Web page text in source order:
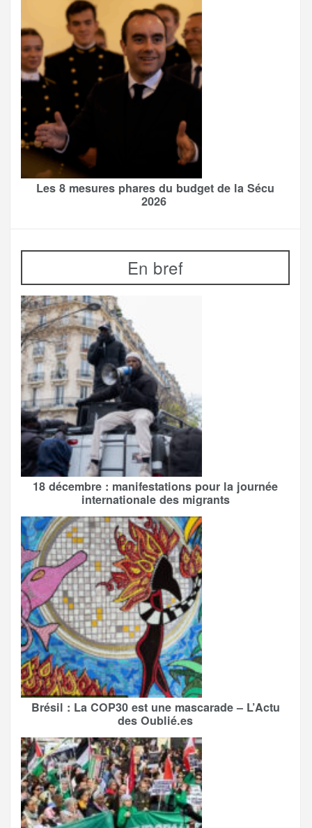
Les 8 mesures phares du budget de la Sécu
2026
En bref
18 décembre : manifestations pour la journée
internationale des migrants
Brésil : La COP30 est une mascarade – L’Actu
des Oublié.es